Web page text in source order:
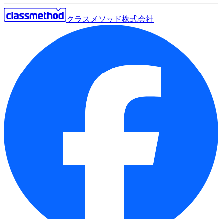
クラスメソッド株式会社